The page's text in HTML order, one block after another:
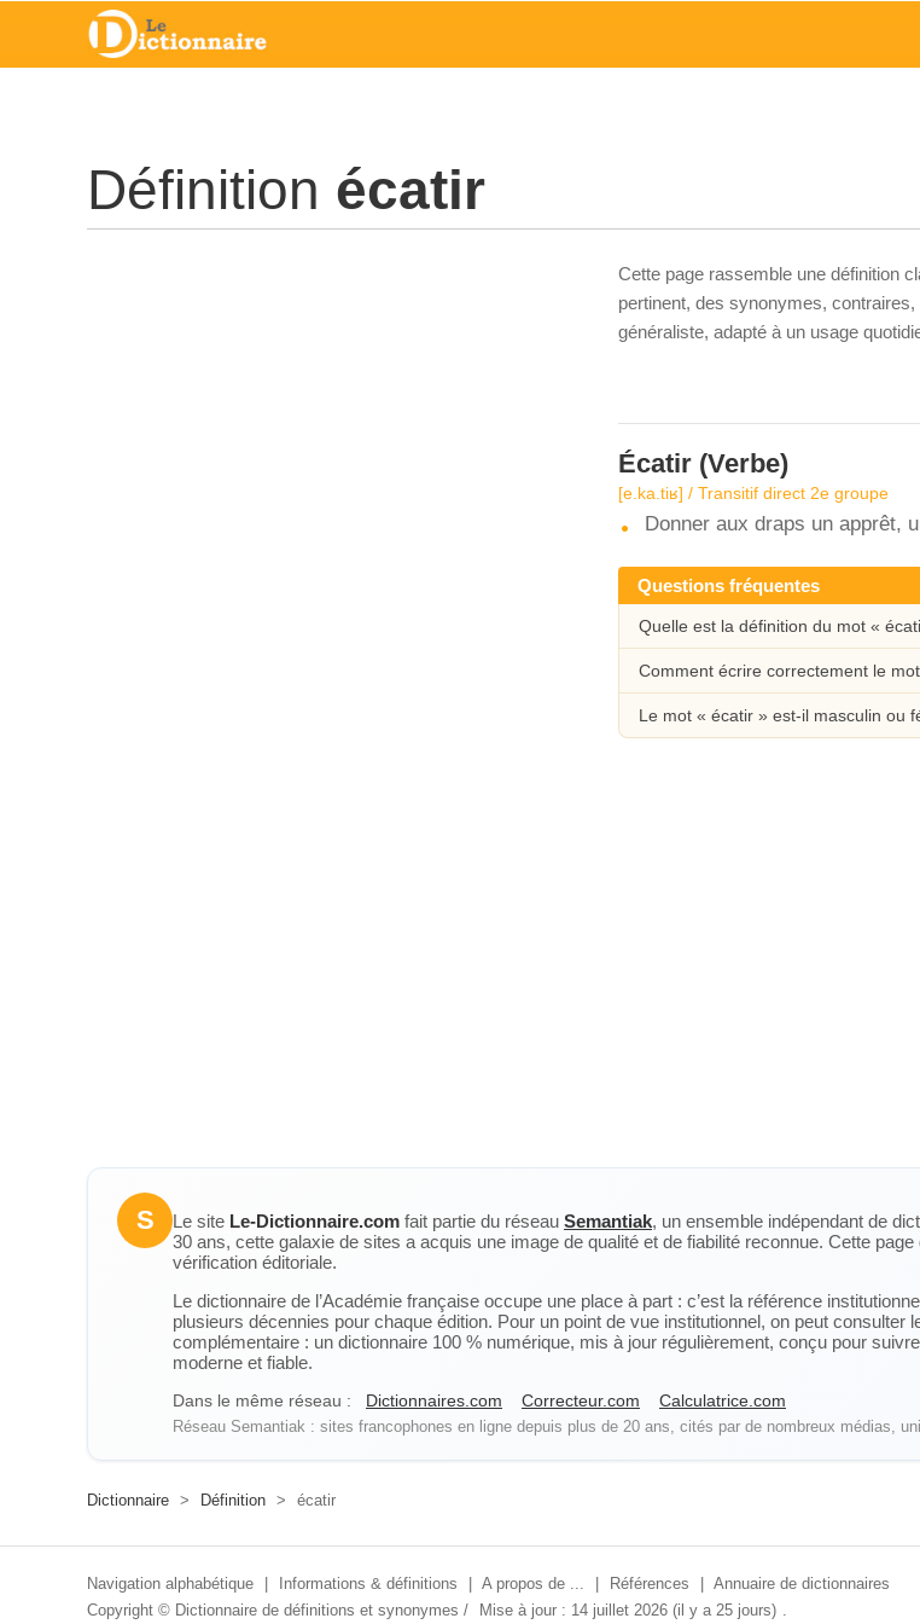
Définition écatir
Cette page rassemble une définition
pertinent, des synonymes,
généraliste, adapté à un usage
Écatir (Verbe)
[e.ka.tiʁ] / Transitif direct 2e groupe
Donner aux draps un apprêt,
Questions fréquentes
Quelle est la définition du mot «
Comment écrire correctement le
Le mot « écatir » est-il masculin ou
S Le site Le-Dictionnaire.com fait partie du réseau Semantiak, un ensemble indépendant de
30 ans, cette galaxie de sites a acquis une image de qualité et de fiabilité reconnue. Cette page
vérification éditoriale.
Le dictionnaire de l’Académie française occupe une place à part : c’est la référence
plusieurs décennies pour chaque édition. Pour un point de vue institutionnel, on peut consulter
complémentaire : un dictionnaire 100 % numérique, mis à jour régulièrement, conçu pour
moderne et fiable.
Dans le même réseau : Dictionnaires.com Correcteur.com Calculatrice.com
Réseau Semantiak : sites francophones en ligne depuis plus de 20 ans, cités par de nombreux médias,
Dictionnaire > Définition > écatir
Navigation alphabétique Informations & définitions A propos de ... Références
Annuaire de dictionnaires
Copyright © Dictionnaire de définitions et synonymes / Mise à jour : 14 juillet 2026 (il y a 25 jours) .